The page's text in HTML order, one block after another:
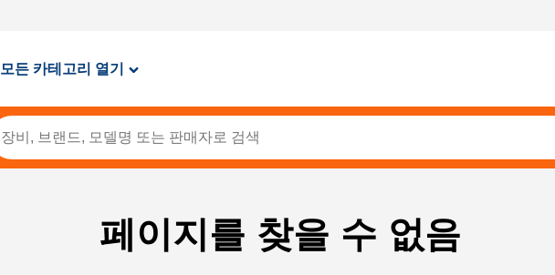
모든 카테고리 열기
페이지를 찾을 수 없음